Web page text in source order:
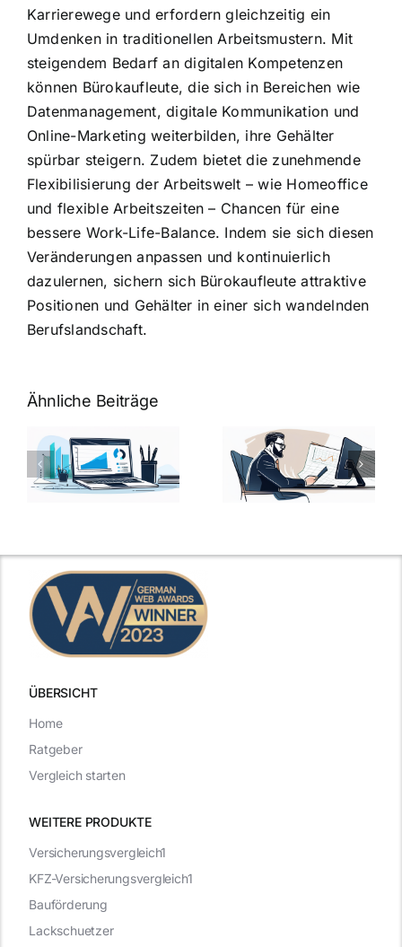
Karrierewege und erfordern gleichzeitig ein
Umdenken in traditionellen Arbeitsmustern. Mit
steigendem Bedarf an digitalen Kompetenzen
können Bürokaufleute, die sich in Bereichen wie
Datenmanagement, digitale Kommunikation und
Online-Marketing weiterbilden, ihre Gehälter
spürbar steigern. Zudem bietet die zunehmende
Flexibilisierung der Arbeitswelt – wie Homeoffice
und flexible Arbeitszeiten – Chancen für eine
bessere Work-Life-Balance. Indem sie sich diesen
Veränderungen anpassen und kontinuierlich
dazulernen, sichern sich Bürokaufleute attraktive
Positionen und Gehälter in einer sich wandelnden
Berufslandschaft.
Ähnliche Beiträge
Fragen zum
Geschicktes
Ansprechen
der
Vorstellungsgespräch
Fragen: 77
Fragen und
kluge
ÜBERSICHT
WEITERE PRODUKTE
Versicherungsvergleich1
KFZ-Versicherungsvergleich1
Bauförderung
Lackschuetzer
Home
Ratgeber
Vergleich starten